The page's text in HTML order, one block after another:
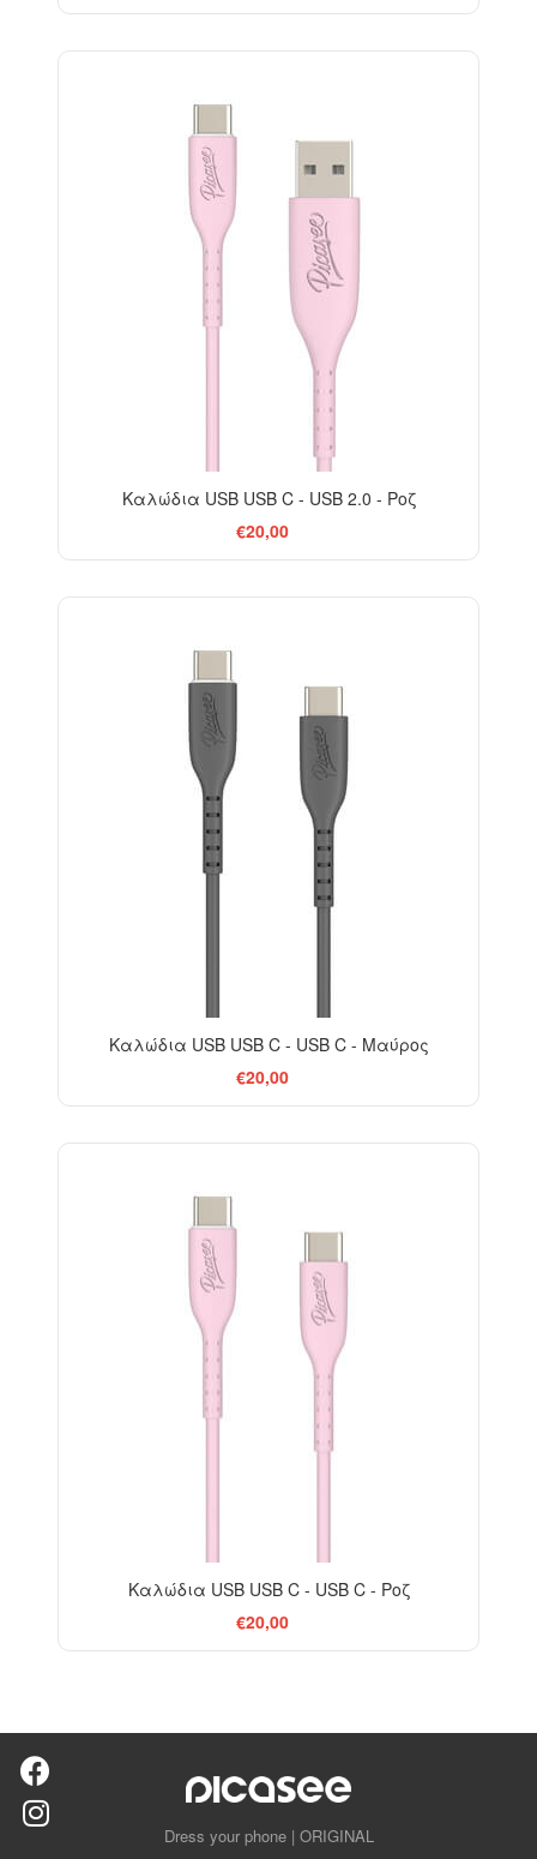
Καλώδια USB USB C - USB 2.0 - Ροζ
€20,00
Καλώδια USB USB C - USB C - Μαύρος
€20,00
Καλώδια USB USB C - USB C - Ροζ
€20,00
Dress your phone | ORIGINAL